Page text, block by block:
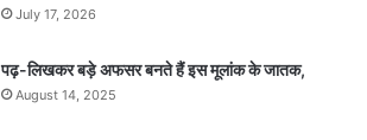
July 17, 2026
पढ़-लिखकर बड़े अफसर बनते हैं इस मूलांक के जातक,
August 14, 2025